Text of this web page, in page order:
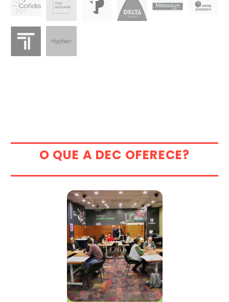
O QUE A DEC OFERECE?